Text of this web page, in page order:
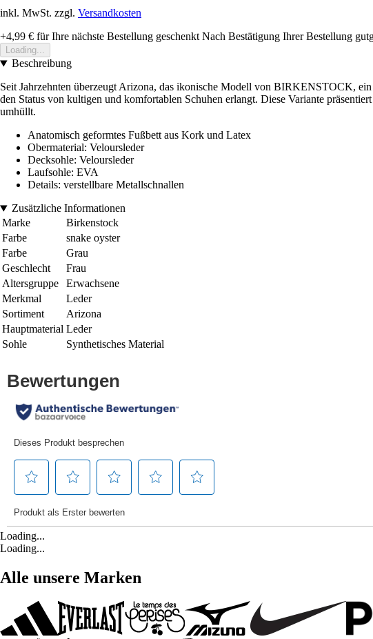
inkl. MwSt. zzgl. Versandkosten
+4,99 € für Ihre nächste Bestellung geschenkt Nach Bestätigung Ihrer Bestellung
Loading...
Beschreibung
Seit Jahrzehnten überzeugt Arizona, das ikonische Modell von BIRKENSTOCK,
den Status von kultigen und komfortablen Schuhen erlangt. Diese Variante
umhüllt.
Anatomisch geformtes Fußbett aus Kork und Latex
Obermaterial: Veloursleder
Decksohle: Veloursleder
Laufsohle: EVA
Details: verstellbare Metallschnallen
Zusätzliche Informationen
Marke
Birkenstock
Farbe
snake oyster
Farbe
Grau
Geschlecht
Frau
Altersgruppe
Erwachsene
Merkmal
Leder
Sortiment
Arizona
Hauptmaterial Leder
Sohle
Synthetisches Material
Loading...
Loading...
Alle unsere Marken